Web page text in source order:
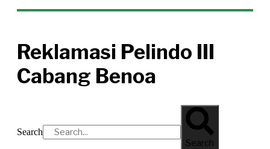
Reklamasi Pelindo III
Cabang Benoa
Search
Search